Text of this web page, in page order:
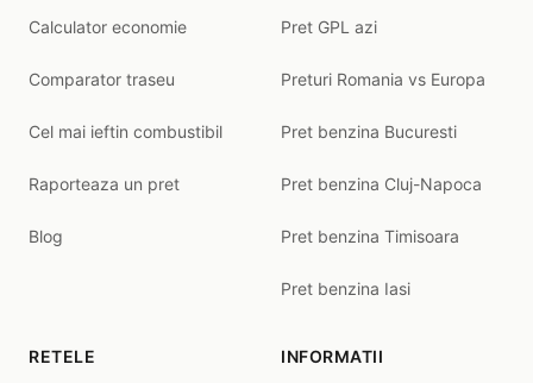
Calculator economie
Comparator traseu
Cel mai ieftin combustibil
Raporteaza un pret
Blog
Pret GPL azi
Preturi Romania vs Europa
Pret benzina Bucuresti
Pret benzina Cluj-Napoca
Pret benzina Timisoara
Pret benzina Iasi
RETELE INFORMATII